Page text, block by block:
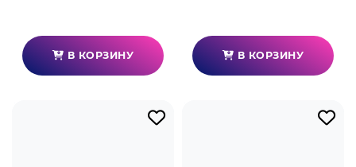
В КОРЗИНУ В КОРЗИНУ